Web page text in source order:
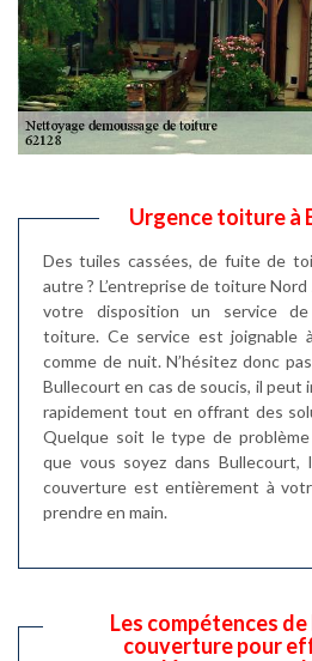
Urgence toiture à
Des tuiles cassées, de fuite de
autre ? L’entreprise de toiture
votre disposition un service de
toiture. Ce service est joignable
comme de nuit. N’hésitez donc
Bullecourt en cas de soucis, il peut
rapidement tout en offrant des
Quelque soit le type de
que vous soyez dans Bullecourt,
couverture est entièrement à
prendre en main.
Les compétences
couverture pour